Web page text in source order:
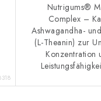
Nutrigums®
Complex –
Ashwagandha-
(L-Theanin) zur
Konzentration